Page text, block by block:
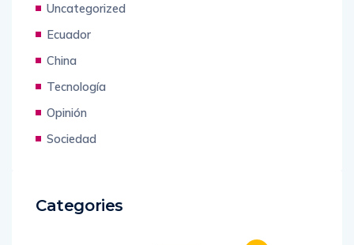
Uncategorized
Ecuador
China
Tecnología
Opinión
Sociedad
Categories